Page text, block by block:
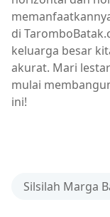
di
keluarga besar
akurat. Mari
mulai
ini!
Silsilah Marga